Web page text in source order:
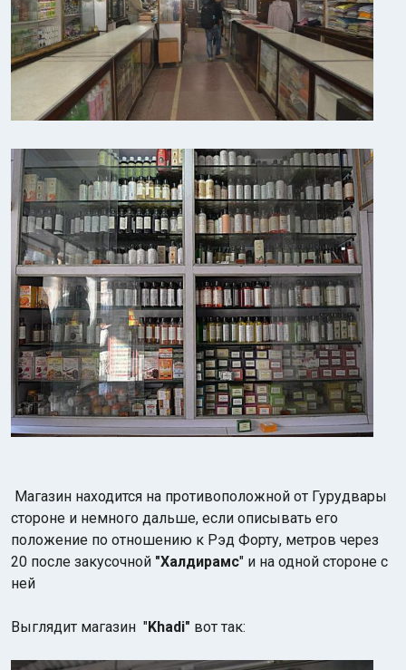
Магазин находится на противоположной от Гурудвары
стороне и немного дальше, если описывать его
положение по отношению к Рэд Форту, метров через
20 после закусочной "Халдирамс" и на одной стороне с
ней
Выглядит магазин "Khadi" вот так: